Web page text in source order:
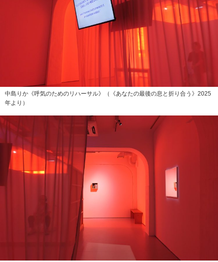
中島りか《呼気のためのリハーサル》（《あなたの最後の息と折り合う》2025
年より）